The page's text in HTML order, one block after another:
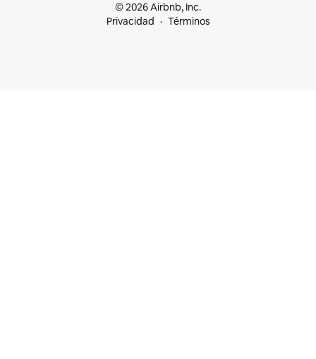
© 2026 Airbnb, Inc.
Privacidad
Términos